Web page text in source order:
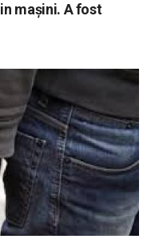
maşini. A fost